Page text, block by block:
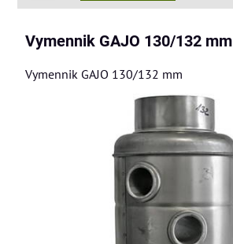
Vymennik GAJO 130/132 mm
Vymennik GAJO 130/132 mm